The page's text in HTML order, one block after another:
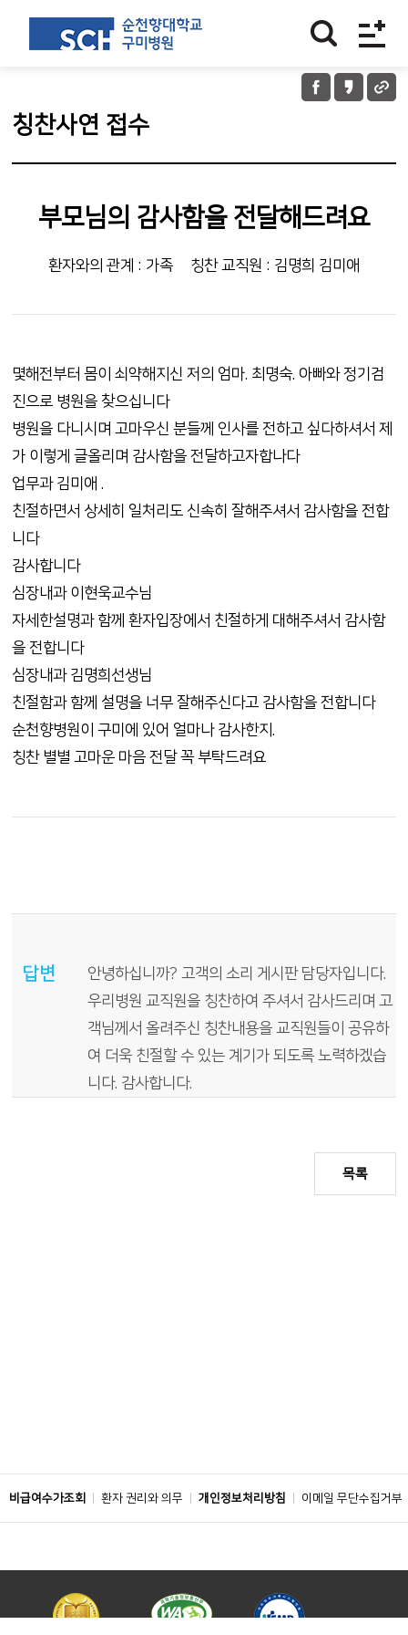
칭찬사연 접수
부모님의 감사함을 전달해드려요
환자와의 관계 : 가족 칭찬 교직원 : 김명희 김미애
몇해전부터 몸이 쇠약해지신 저의 엄마. 최명숙. 아빠와 정기검
진으로 병원을 찾으십니다
병원을 다니시며 고마우신 분들께 인사를 전하고 싶다하셔서 제
가 이렇게 글올리며 감사함을 전달하고자합나다
업무과 김미애 .
친절하면서 상세히 일처리도 신속히 잘해주셔서 감사함을 전합
니다
감사합니다
심장내과 이현욱교수님
자세한설명과 함께 환자입장에서 친절하게 대해주셔서 감사함
을 전합니다
심장내과 김명희선생님
친절함과 함께 설명을 너무 잘해주신다고 감사함을 전합니다
순천향병원이 구미에 있어 얼마나 감사한지.
칭찬 별별 고마운 마음 전달 꼭 부탁드려요
답변
안녕하십니까? 고객의 소리 게시판 담당자입니다.
우리병원 교직원을 칭찬하여 주셔서 감사드리며 고
객님께서 올려주신 칭찬내용을 교직원들이 공유하
여 더욱 친절할 수 있는 계기가 되도록 노력하겠습
니다. 감사합니다.
목록
비급여수가조회 환자 권리와 의무 개인정보처리방침 이메일 무단수집거부